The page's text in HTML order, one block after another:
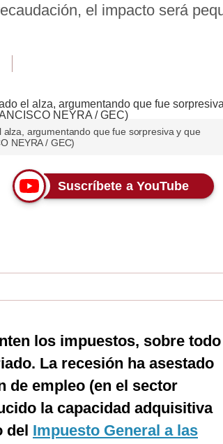
el impacto será
argumentando que fue sorpresiva y que
NEYRA / GEC)
Suscríbete a YouTube
los impuestos, sobre todo
La recesión ha asestado
de empleo (en el sector
la capacidad adquisitiva
del Impuesto General a las